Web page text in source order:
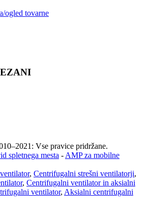
ogled tovarne
Vse pravice pridržane.
spletnega mesta - AMP za mobilne
, Centrifugalni strešni ventilatorji,
, Centrifugalni ventilator in aksialni
ventilator, Aksialni centrifugalni